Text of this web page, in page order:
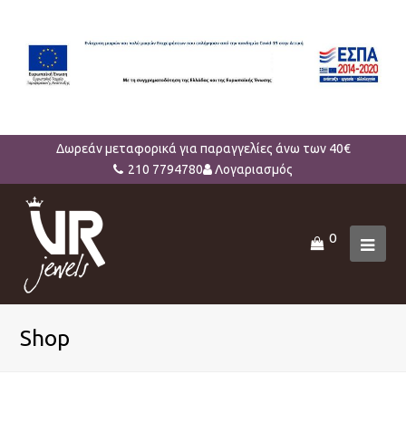
Δωρεάν μεταφορικά για παραγγελίες άνω των 40€
210 7794780
Λογαριασμός
0
Shop